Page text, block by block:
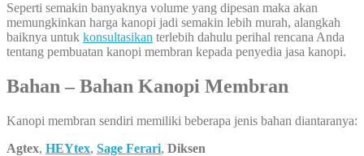
Seperti semakin banyaknya volume yang dipesan maka akan
memungkinkan harga kanopi jadi semakin lebih murah, alangkah
baiknya untuk konsultasikan terlebih dahulu perihal rencana Anda
tentang pembuatan kanopi membran kepada penyedia jasa kanopi.
Bahan – Bahan Kanopi Membran
Kanopi membran sendiri memiliki beberapa jenis bahan diantaranya:
Agtex, HEYtex, Sage Ferari, Diksen